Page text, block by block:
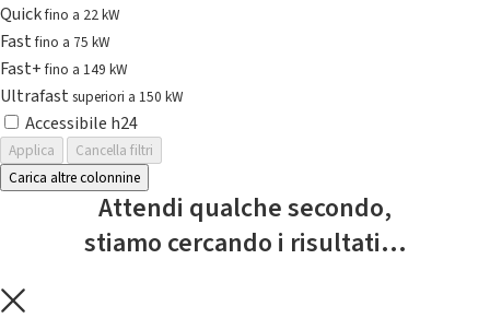
Quickfino a 22 kW
Fastfino a 75 kW
Fast+fino a 149 kW
Ultrafast superiori a 150 kW
Accessibile h24
Applica
Cancella filtri
Carica altre colonnine
Attendi qualche secondo,
stiamo cercando i risultati...